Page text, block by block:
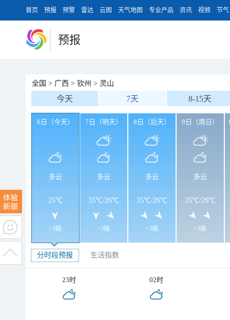
首页 预报 预警 雷达 云图 天气地图 专业产品 资讯 视频 节气
预报
全国 > 广西 > 钦州 > 灵山
今天 7天 8-15天
6日（今天）
多云
25℃
<3级
7日（明天）
多云
35℃/26℃
<3级
8日（后天）
多云
35℃/26℃
<3级
9日（周日）
多云
35℃/26℃
<3级
分时段预报 生活指数
23时 02时